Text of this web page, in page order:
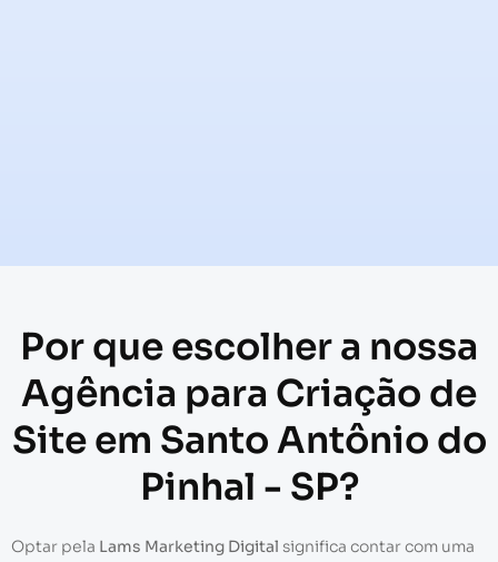
Por que escolher a nossa
Agência para Criação de
Site em Santo Antônio do
Pinhal - SP?
Optar pela Lams Marketing Digital significa contar com uma